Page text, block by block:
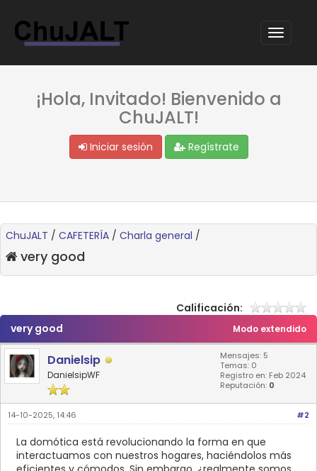
¡Hola, Invitado! Bienvenido a
ChuJALT!
Iniciar sesión Regístrate
ChuJALT / CAFETERÍA / Charla general /
very good
Calificación:
Modo extendido
very good
Danielsip
DanielsipWF
Mensajes: 5
Temas: 0
Registro en: Feb 2024
Reputación: 0
#2
14-10-2025, 14:46
La domótica está revolucionando la forma en que
interactuamos con nuestros hogares, haciéndolos más